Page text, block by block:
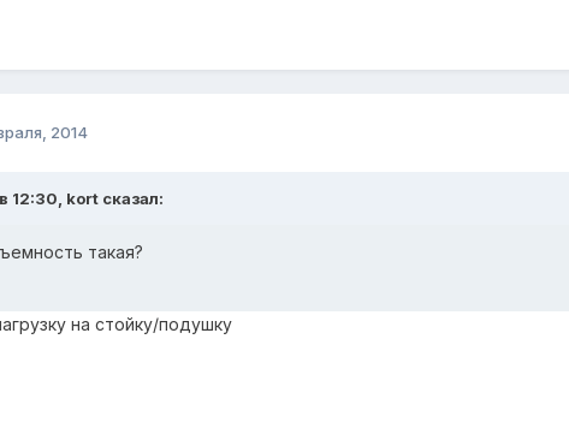
2014
12:30, kort сказал:
такая?
на стойку/подушку